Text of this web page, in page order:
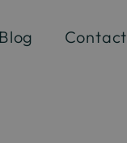
Blog